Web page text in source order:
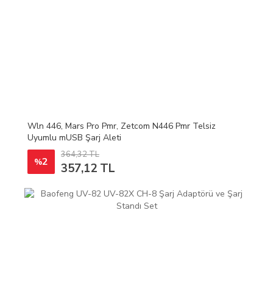
Wln 446, Mars Pro Pmr, Zetcom N446 Pmr Telsiz
Uyumlu mUSB Şarj Aleti
%2
364,32 TL
357,12 TL